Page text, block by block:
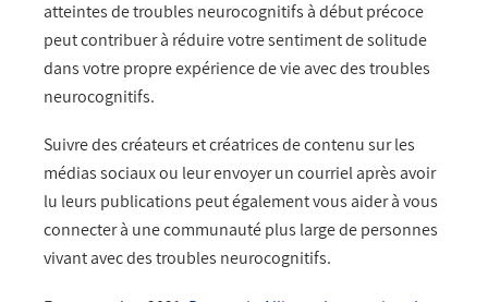
atteintes de troubles neurocognitifs à débutprécoce
peut contribuer à réduire votre sentiment de solitude
dans votre propre expérience de vie avec des troubles
neurocognitifs.
Suivre des créateurs et créatrices de contenu sur les
médias sociaux ou leur envoyer un courriel après avoir
lu leurs publications peut également vous aider à vous
connecter à une communauté plus large de personnes
vivant avec des troubles neurocognitifs.